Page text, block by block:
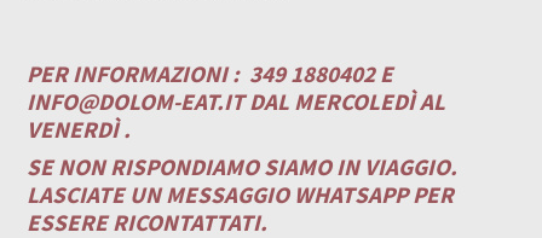
PER INFORMAZIONI : 349 1880402 E
INFO@DOLOM-EAT.ITDAL MERCOLEDÌ AL
VENERDÌ .
SE NON RISPONDIAMO SIAMO IN VIAGGIO.
LASCIATE UN MESSAGGIO WHATSAPP PER
ESSERE RICONTATTATI.